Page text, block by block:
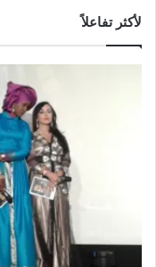
لأكثر تفاعلاً